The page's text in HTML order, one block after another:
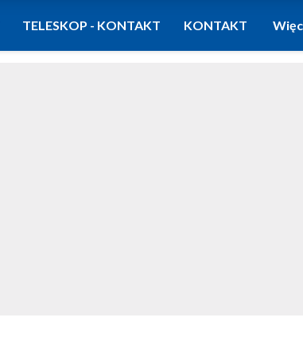
TELESKOP - KONTAKT KONTAKT